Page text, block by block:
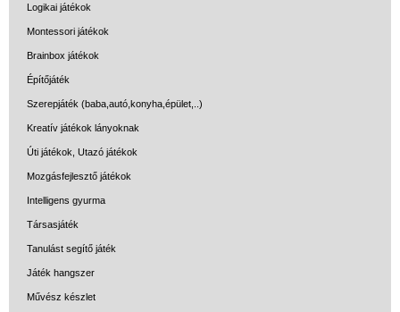
Logikai játékok
Montessori játékok
Brainbox játékok
Építőjáték
Szerepjáték (baba,autó,konyha,épület,..)
Kreatív játékok lányoknak
Úti játékok, Utazó játékok
Mozgásfejlesztő játékok
Intelligens gyurma
Társasjáték
Tanulást segítő játék
Játék hangszer
Művész készlet